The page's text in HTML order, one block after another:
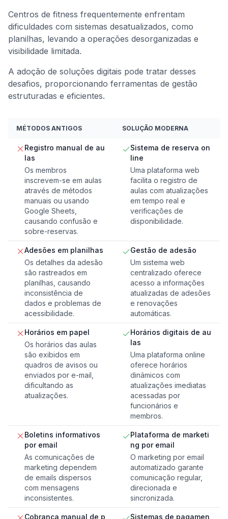
Centros de fitness frequentemente enfrentam
dificuldades com sistemas desatualizados, como
planilhas, levando a operações desorganizadas e
visibilidade limitada.
A adoção de soluções digitais pode tratar desses
desafios, proporcionando ferramentas de gestão
estruturadas e eficientes.
MÉTODOS ANTIGOS SOLUÇÃO MODERNA
Registro manual de au
las
Os membros
inscrevem-se em aulas
através de métodos
manuais ou usando
Google Sheets,
causando confusão e
sobre-reservas.
Sistema de reserva on
line
Uma plataforma web
facilita o registro de
aulas com atualizações
em tempo real e
verificações de
disponibilidade.
Adesões em planilhas
Os detalhes da adesão
são rastreados em
planilhas, causando
inconsistência de
dados e problemas de
acessibilidade.
Gestão de adesão
Um sistema web
centralizado oferece
acesso a informações
atualizadas de adesões
e renovações
automáticas.
Horários em papel
Os horários das aulas
são exibidos em
quadros de avisos ou
enviados por e-mail,
dificultando as
atualizações.
Horários digitais de au
las
Uma plataforma online
oferece horários
dinâmicos com
atualizações imediatas
acessadas por
funcionários e
membros.
Boletins informativos
por email
As comunicações de
marketing dependem
de emails dispersos
com mensagens
inconsistentes.
Plataforma de marketi
ng por email
O marketing por email
automatizado garante
comunicação regular,
direcionada e
sincronizada.
Cobrança manual de p
Sistemas de pagamen